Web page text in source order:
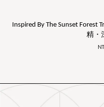
Inspired By The Sunset Forest
精・